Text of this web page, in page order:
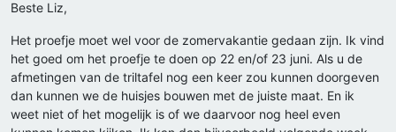
Beste Liz,
Het proefje moet wel voor de zomervakantie gedaan zijn. Ik vind
het goed om het proefje te doen op 22 en/of 23 juni. Als u de
afmetingen van de triltafel nog een keer zou kunnen doorgeven
dan kunnen we de huisjes bouwen met de juiste maat. En ik
weet niet of het mogelijk is of we daarvoor nog heel even